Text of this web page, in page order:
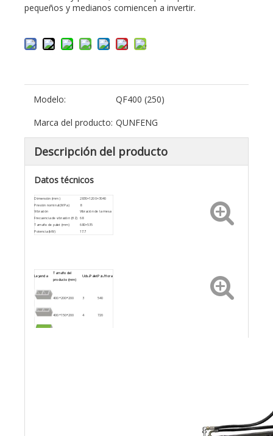
pequeños y medianos comiencen a invertir.
Modelo:
QF400 (250)
Marca del producto: QUNFENG
Descripción del producto
Datos técnicos
Dimensión (mm)
2830×1200×3040
Presión nominal (MPa)
8
Vibración
Vibración de la mesa
Frecuencia de vibración (HZ) 68
Tamaño de palet (mm)
680×535
Potencia (kW)
17.7
Leyenda
Tamaño del
producto (mm)
Uds./PaletPzs./Hora
400*200*200 3 540
400*150*200 4 720